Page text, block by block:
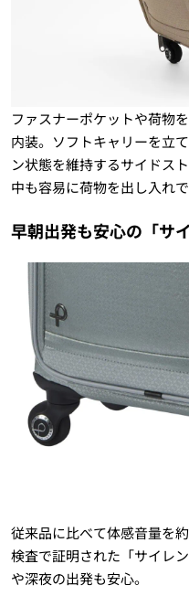
ファスナーポケットや荷物
内装。ソフトキャリーを立
ン状態を維持するサイドス
中も容易に荷物を出し入れで
早朝出発も安心の「サ
従来品に比べて体感音量を
検査で証明された「サイレ
や深夜の出発も安心。